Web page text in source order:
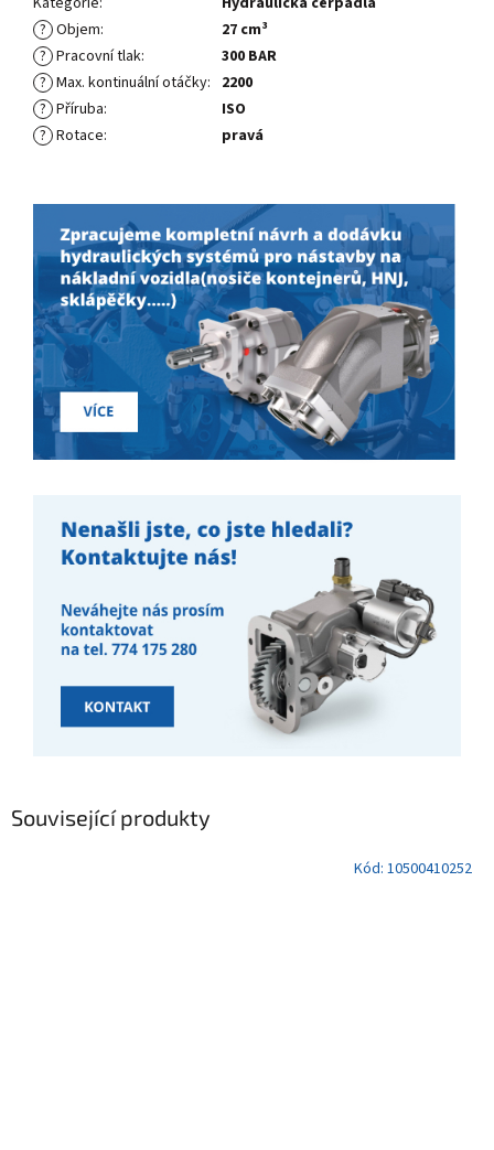
Související produkty
Kód: 10500410252
? Objem:
27 cm³
? Pracovní tlak:
300 BAR
? Max. kontinuální otáčky: 2200
? Příruba:
ISO
? Rotace: pravá